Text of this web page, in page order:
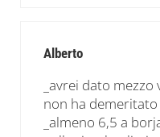
Alberto
_avrei dato
non ha
_almeno 6,5 a